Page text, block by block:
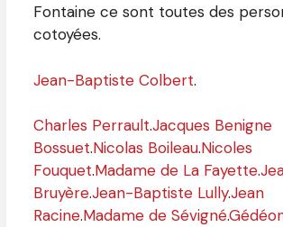
Fontaine ce sont toutes des
cotoyées.
Jean-Baptiste Colbert.
Charles Perrault.Jacques Benigne
Bossuet.Nicolas Boileau.Nicoles
Fouquet.Madame de La Fayette.
Bruyère.Jean-Baptiste Lully.Jean
Racine.Madame de Sévigné.